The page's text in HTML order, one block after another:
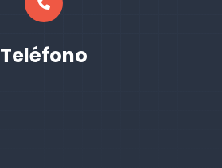
Teléfono